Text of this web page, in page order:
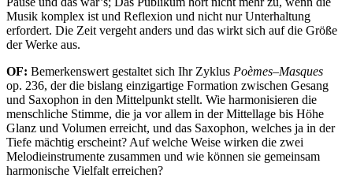
Musik komplex ist und Reflexion und nicht nur Unterhaltung
erfordert. Die Zeit vergeht anders und das wirkt sich auf die Größe
der Werke aus.
OF: Bemerkenswert gestaltet sich Ihr Zyklus Poèmes–Masques
op. 236, der die bislang einzigartige Formation zwischen Gesang
und Saxophon in den Mittelpunkt stellt. Wie harmonisieren die
menschliche Stimme, die ja vor allem in der Mittellage bis Höhe
Glanz und Volumen erreicht, und das Saxophon, welches ja in der
Tiefe mächtig erscheint? Auf welche Weise wirken die zwei
Melodieinstrumente zusammen und wie können sie gemeinsam
harmonische Vielfalt erreichen?